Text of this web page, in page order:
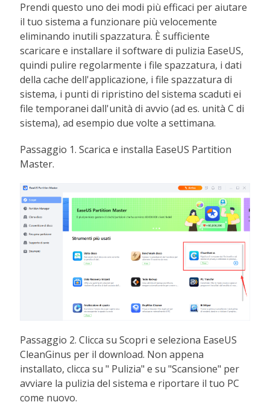
Prendi questo uno dei modi più efficaci per aiutare
il tuo sistema a funzionare più velocemente
eliminando inutili spazzatura. È sufficiente
scaricare e installare il software di pulizia EaseUS,
quindi pulire regolarmente i file spazzatura, i dati
della cache dell'applicazione, i file spazzatura di
sistema, i punti di ripristino del sistema scaduti ei
file temporanei dall'unità di avvio (ad es. unità C di
sistema), ad esempio due volte a settimana.
Passaggio 1. Scarica e installa EaseUS Partition
Master.
Passaggio 2. Clicca su Scopri e seleziona EaseUS
CleanGinus per il download. Non appena
installato, clicca su " Pulizia" e su "Scansione" per
avviare la pulizia del sistema e riportare il tuo PC
come nuovo.